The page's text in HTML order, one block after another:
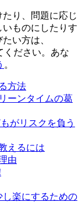
り、問題に応じ
ものにしたりす
い方は、
ください。あな
。
方法
ーンタイムの葛
がリスクを負う
えるには
由
楽にするための